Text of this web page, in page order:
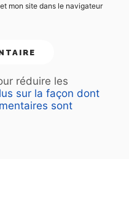
mon site dans le navigateur
réduire les
sur la façon dont
sont